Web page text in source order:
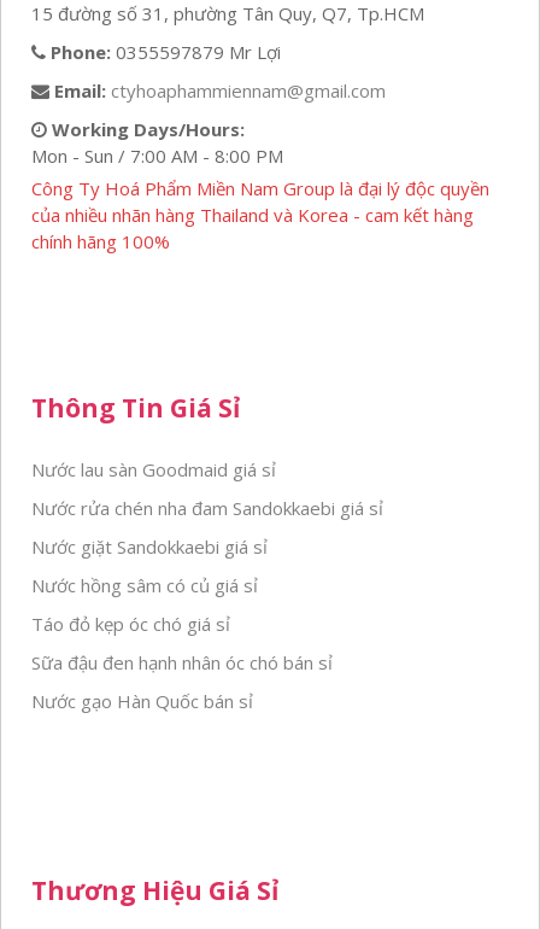
15 đường số 31, phường Tân Quy, Q7, Tp.HCM
Phone: 0355597879 Mr Lợi
Email: ctyhoaphammiennam@gmail.com
Working Days/Hours:
Mon - Sun / 7:00 AM - 8:00 PM
Công Ty Hoá Phẩm Miền Nam Group là đại lý độc quyền
của nhiều nhãn hàng Thailand và Korea - cam kết hàng
chính hãng 100%
Thông Tin Giá Sỉ
Nước lau sàn Goodmaid giá sỉ
Nước rửa chén nha đam Sandokkaebi giá sỉ
Nước giặt Sandokkaebi giá sỉ
Nước hồng sâm có củ giá sỉ
Táo đỏ kẹp óc chó giá sỉ
Sữa đậu đen hạnh nhân óc chó bán sỉ
Nước gạo Hàn Quốc bán sỉ
Thương Hiệu Giá Sỉ